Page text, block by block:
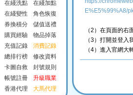
在綫洗點
在綫加點
在綫變性
角色恢復
券換積分
儲值送禮
購買經驗
物品掉落
充值記錄
消費記錄
總排行榜
修改資料
卡圖自救
封號規則
帳號註冊
升級職業
香港代理 大馬代理
E%E5%99%A8/
（2）在頁面的右
（3）打開並登入
（4）進入官網大